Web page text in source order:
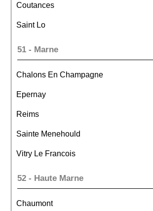
Coutances
Saint Lo
51 - Marne
Chalons En Champagne
Epernay
Reims
Sainte Menehould
Vitry Le Francois
52 - Haute Marne
Chaumont